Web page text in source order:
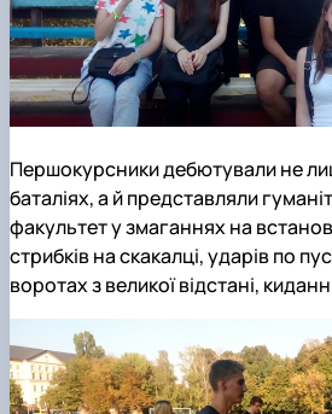
Першокурсники дебютували не
баталіях, а й представляли
факультет у змаганнях на
стрибків на скакалці, ударів по
воротах з великої відстані,